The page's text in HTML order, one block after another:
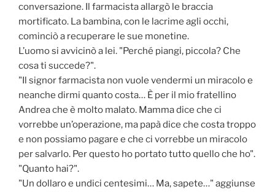
conversazione. Il farmacista allargò le braccia
mortificato. La bambina, con le lacrime agli occhi,
cominciò a recuperare le sue monetine.
L’uomo si avvicinò a lei. "Perché piangi, piccola? Che
cosa ti succede?".
"Il signor farmacista non vuole vendermi un miracolo e
neanche dirmi quanto costa… È per il mio fratellino
Andrea che è molto malato. Mamma dice che ci
vorrebbe un’operazione, ma papà dice che costa troppo
e non possiamo pagare e che ci vorrebbe un miracolo
per salvarlo. Per questo ho portato tutto quello che ho".
"Quanto hai?".
"Un dollaro e undici centesimi… Ma, sapete…" aggiunse